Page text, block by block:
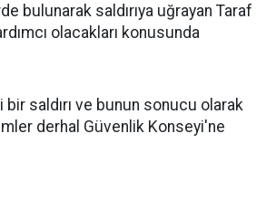
bulunarak saldırıya uğrayan Taraf
olacakları konusunda
bir saldırı ve bunun sonucu olarak
derhal Güvenlik Konseyi'ne